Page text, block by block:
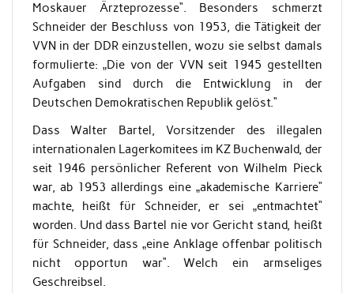
Moskauer Ärzteprozesse“. Besonders schmerzt
Schneider der Beschluss von 1953, die Tätigkeit der
VVN in der DDR einzustellen, wozu sie selbst damals
formulierte: „Die von der VVN seit 1945 gestellten
Aufgaben sind durch die Entwicklung in der
Deutschen Demokratischen Republik gelöst.“
Dass Walter Bartel, Vorsitzender des illegalen
internationalen Lagerkomitees im KZ Buchenwald, der
seit 1946 persönlicher Referent von Wilhelm Pieck
war, ab 1953 allerdings eine „akademische Karriere“
machte, heißt für Schneider, er sei „entmachtet“
worden. Und dass Bartel nie vor Gericht stand, heißt
für Schneider, dass „eine Anklage offenbar politisch
nicht opportun war“. Welch ein armseliges
Geschreibsel.